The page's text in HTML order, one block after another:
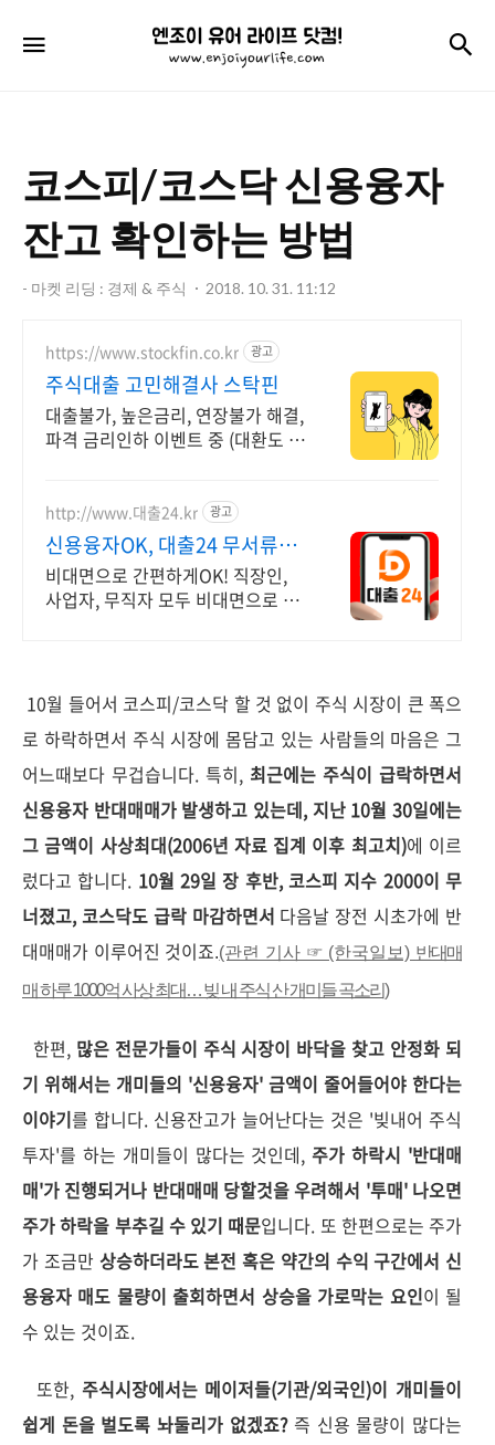
엔
조
어
라
이
프
닷
컴!
코스피/코스닥 신용융자
잔고 확인하는 방법
- 마켓 리딩 : 경제 & 주식 2018. 10. 31. 11:12
https://www.stockfin.co.kr 광고
주식대출 고민해결사 스탁핀
대출불가, 높은금리, 연장불가 해결,
파격 금리인하 이벤트 중 (대환도 가
http://www.대출24.kr 광고
신용융자OK, 대출24 무서류
No신용 대출가능!
비대면으로 간편하게OK! 직장인,
사업자, 무직자 모두 비대면으로 가
10월 들어서 코스피/코스닥 할 것 없이 주식 시장이 큰 폭으
로 하락하면서 주식 시장에 몸담고 있는 사람들의 마음은 그
어느때보다 무겁습니다. 특히, 최근에는 주식이 급락하면서
신용융자 반대매매가 발생하고 있는데, 지난 10월 30일에는
그 금액이 사상최대(2006년 자료 집계 이후 최고치)에 이르
렀다고 합니다. 10월 29일 장 후반, 코스피 지수 2000이 무
너졌고, 코스닥도 급락 마감하면서 다음날 장전 시초가에 반
대매매가 이루어진 것이죠.(관련 기사 ☞ (한국일보) 반대매
매 하루 1000억 사상 최대… 빚 내 주식 산 개미들 곡소리)
한편, 많은 전문가들이 주식 시장이 바닥을 찾고 안정화 되
기 위해서는 개미들의 '신용융자' 금액이 줄어들어야 한다는
이야기를 합니다. 신용잔고가 늘어난다는 것은 '빚내어 주식
투자'를 하는 개미들이 많다는 것인데,주가 하락시 '반대매
매'가 진행되거나 반대매매 당할것을 우려해서 '투매' 나오면
주가 하락을 부추길 수 있기 때문입니다. 또 한편으로는 주가
가 조금만 상승하더라도 본전 혹은 약간의 수익 구간에서 신
용융자 매도 물량이 출회하면서 상승을 가로막는 요인이 될
수 있는 것이죠.
또한, 주식시장에서는 메이저들(기관/외국인)이 개미들이
쉽게 돈을 벌도록 놔둘리가 없겠죠?즉 신용 물량이 많다는